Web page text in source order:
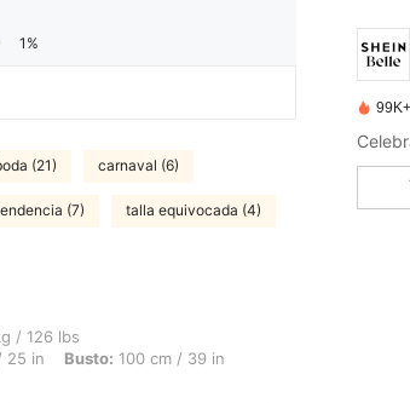
1%
(21) carnaval (6)
(7) talla equivocada (4)
del cuerpo: Reloj de arena, Caderas: 89 cm / 35 in,
/ 126 lbs
25 in Busto: 100 cm / 39 in